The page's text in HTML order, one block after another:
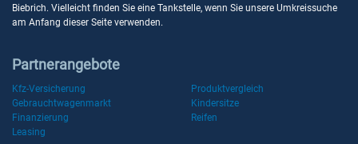
Biebrich. Vielleicht finden Sie eine Tankstelle, wenn Sie unsere Umkreissuche
am Anfang dieser Seite verwenden.
Partnerangebote
Kfz-Versicherung
Produktvergleich
Gebrauchtwagenmarkt
Kindersitze
Finanzierung
Reifen
Leasing